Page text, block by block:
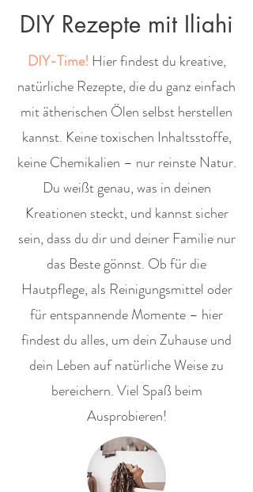
DIY Rezepte mit Iliahi
DIY-Time! Hier findest du kreative,
natürliche Rezepte, die du ganz einfach
mit ätherischen Ölen selbst herstellen
kannst. Keine toxischen Inhaltsstoffe,
keine Chemikalien – nur reinste Natur.
Du weißt genau, was in deinen
Kreationen steckt, und kannst sicher
sein, dass du dir und deiner Familie nur
das Beste gönnst. Ob für die
Hautpflege, als Reinigungsmittel oder
für entspannende Momente – hier
findest du alles, um dein Zuhause und
dein Leben auf natürliche Weise zu
bereichern. Viel Spaß beim
Ausprobieren!